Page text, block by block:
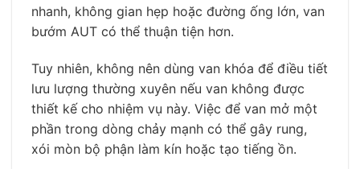
nhanh, không gian hẹp hoặc đường ống lớn, van
bướm AUT có thể thuận tiện hơn.
Tuy nhiên, không nên dùng van khóa để điều tiết
lưu lượng thường xuyên nếu van không được
thiết kế cho nhiệm vụ này. Việc để van mở một
phần trong dòng chảy mạnh có thể gây rung,
xói mòn bộ phận làm kín hoặc tạo tiếng ồn.